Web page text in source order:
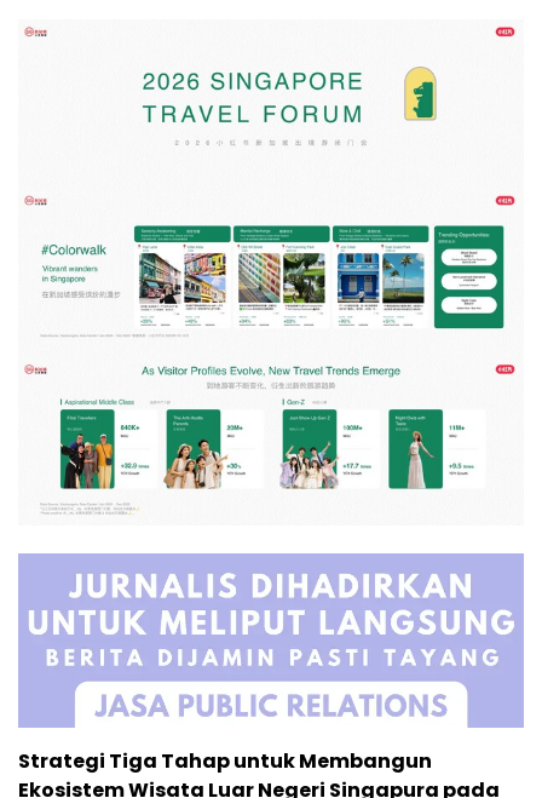
Strategi Tiga Tahap untuk Membangun
Ekosistem Wisata Luar Negeri Singapura pada